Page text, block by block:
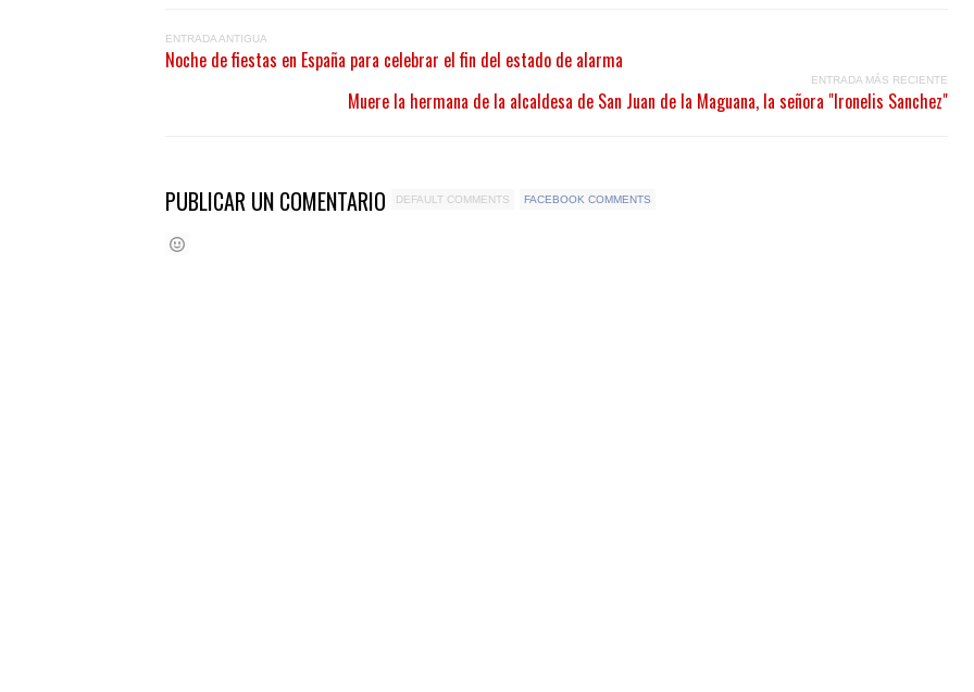
ENTRADA ANTIGUA
Noche de fiestas en España para celebrar el fin del estado de alarma
ENTRADA MÁS RECIENTE
Muere la hermana de la alcaldesa de San Juan de la Maguana, la señora "Ironelis Sanchez"
PUBLICAR UN COMENTARIO DEFAULT COMMENTS FACEBOOK COMMENTS